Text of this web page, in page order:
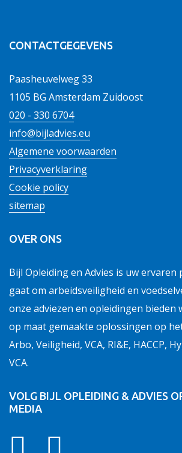
CONTACTGEGEVENS
Paasheuvelweg 33
1105 BG Amsterdam Zuidoost
020 - 330 6704
info@bijladvies.eu
Algemene voorwaarden
Privacyverklaring
Cookie policy
sitemap
OVER ONS
Bijl Opleiding en Advies is uw
gaat om arbeidsveiligheid en
onze adviezen en opleidingen bieden
op maat gemaakte oplossingen op
Arbo, Veiligheid, VCA, RI&E, HACCP,
VCA.
VOLG BIJL OPLEIDING & ADVIES
MEDIA